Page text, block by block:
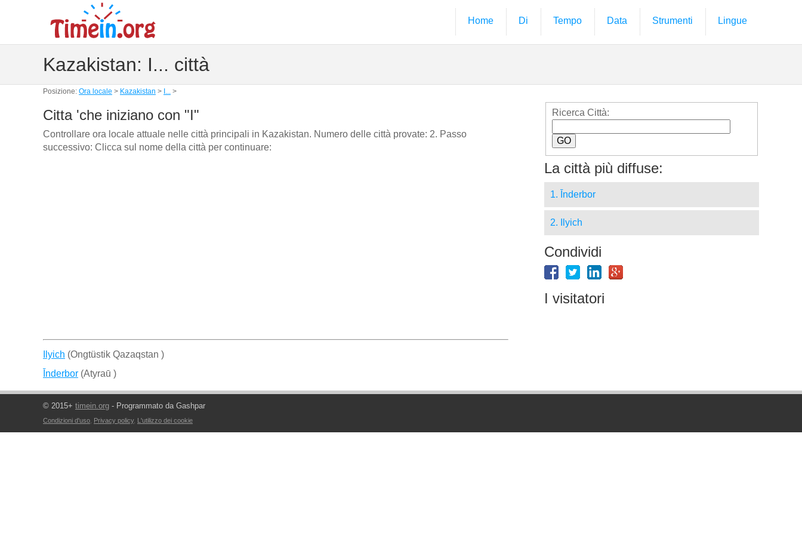
Home Di Tempo Data Strumenti Lingue
Kazakistan: I... città
Posizione: Ora locale > Kazakistan > I... >
Citta 'che iniziano con "I"
Controllare ora locale attuale nelle città principali in Kazakistan. Numero delle città provate: 2. Passo
successivo: Clicca sul nome della città per continuare:
Ilyich (Ongtüstik Qazaqstan )
Īnderbor (Atyraū )
Ricerca Città:
La città più diffuse:
1. Īnderbor
2. Ilyich
Condividi
I visitatori
© 2015+ timein.org - Programmato da Gashpar
Condizioni d'uso, Privacy policy, L'utilizzo dei cookie